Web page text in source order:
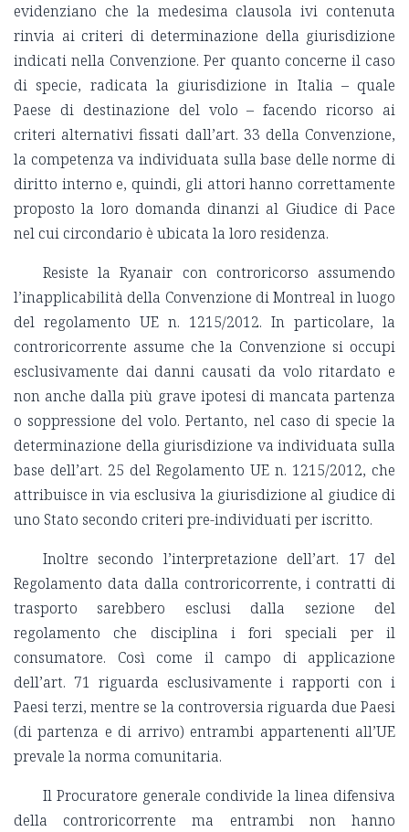
evidenziano che la medesima clausola ivi contenuta
rinvia ai criteri di determinazione della giurisdizione
indicati nella Convenzione. Per quanto concerne il caso
di specie, radicata la giurisdizione in Italia – quale
Paese di destinazione del volo – facendo ricorso ai
criteri alternativi fissati dall’art. 33 della Convenzione,
la competenza va individuata sulla base delle norme di
diritto interno e, quindi, gli attori hanno correttamente
proposto la loro domanda dinanzi al Giudice di Pace
nel cui circondario è ubicata la loro residenza.
Resiste la Ryanair con controricorso assumendo
l’inapplicabilità della Convenzione di Montreal in luogo
del regolamento UE n. 1215/2012. In particolare, la
controricorrente assume che la Convenzione si occupi
esclusivamente dai danni causati da volo ritardato e
non anche dalla più grave ipotesi di mancata partenza
o soppressione del volo. Pertanto, nel caso di specie la
determinazione della giurisdizione va individuata sulla
base dell’art. 25 del Regolamento UE n. 1215/2012, che
attribuisce in via esclusiva la giurisdizione al giudice di
uno Stato secondo criteri pre-individuati per iscritto.
Inoltre secondo l’interpretazione dell’art. 17 del
Regolamento data dalla controricorrente, i contratti di
trasporto sarebbero esclusi dalla sezione del
regolamento che disciplina i fori speciali per il
consumatore. Così come il campo di applicazione
dell’art. 71 riguarda esclusivamente i rapporti con i
Paesi terzi, mentre se la controversia riguarda due Paesi
(di partenza e di arrivo) entrambi appartenenti all’UE
prevale la norma comunitaria.
Il Procuratore generale condivide la linea difensiva
della controricorrente ma entrambi non hanno